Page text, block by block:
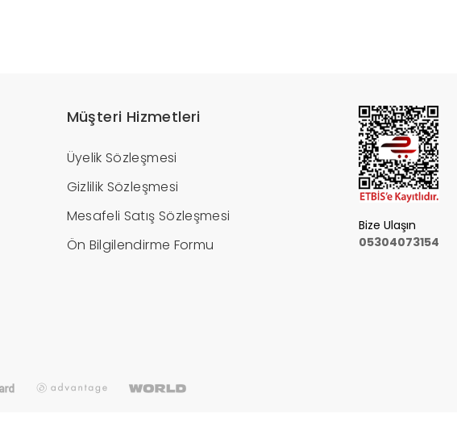
Müşteri Hizmetleri
Üyelik Sözleşmesi
Gizlilik Sözleşmesi
Mesafeli Satış Sözleşmesi
Ön Bilgilendirme Formu
Bize Ulaşın
05304073154